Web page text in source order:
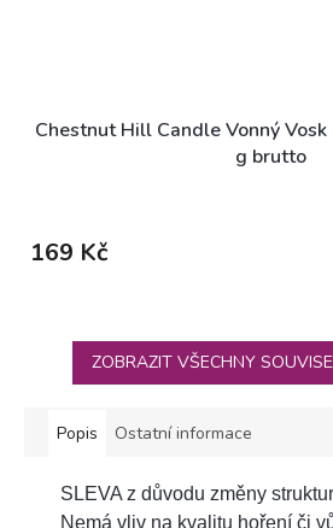
Chestnut Hill Candle Vonný
g brutto
169 Kč
ZOBRAZIT VŠECHNY
Popis Ostatní informace
SLEVA z důvodu změny
Nemá vliv na kvalitu hoření či